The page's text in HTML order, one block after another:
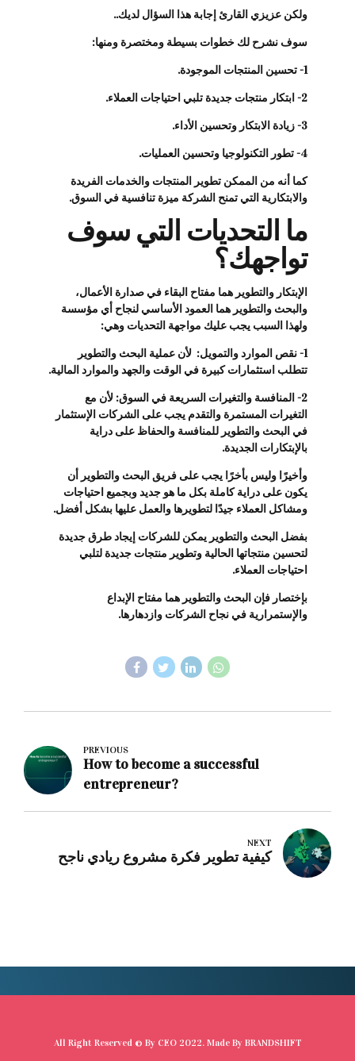
ولكن عزيزي القارئ إجابة هذا السؤال لديك..
سوف نشرح لك خطوات بسيطة ومختصرة ومنها:
1- تحسين المنتجات الموجودة.
2- ابتكار منتجات جديدة تلبي احتياجات العملاء.
3- زيادة الابتكار وتحسين الأداء.
4- تطور التكنولوجيا وتحسين العمليات.
كما أنه من الممكن تطوير المنتجات والخدمات الفريدة
والابتكارية التي تمنح الشركة ميزة تنافسية في السوق.
ما التحديات التي سوف
تواجهك؟
الإبتكار والتطوير هما مفتاح البقاء في صدارة الأعمال،
والبحث والتطوير هما العمود الأساسي لنجاح أي مؤسسة
ولهذا السبب يجب عليك مواجهة التحديات وهي:
1- نقص الموارد والتمويل: لأن عملية البحث والتطوير
تتطلب استثمارات كبيرة في الوقت والجهد والموارد المالية.
2- المنافسة والتغيرات السريعة في السوق: لأن مع
التغيرات المستمرة والتقدم يجب على الشركات الإستثمار
في البحث والتطوير للمنافسة والحفاظ على دراية
بالإبتكارات الجديدة.
وأخيرًا وليس بأخرًا يجب على فريق البحث والتطوير أن
يكون على دراية كاملة بكل ما هو جديد وبجميع احتياجات
ومشاكل العملاء جيدًا لتطويرها والعمل عليها بشكل أفضل.
بفضل البحث والتطوير يمكن للشركات إيجاد طرق جديدة
لتحسين منتجاتها الحالية وتطوير منتجات جديدة لتلبي
احتياجات العملاء.
بإختصار فإن البحث والتطوير هما مفتاح الإبداع
والإستمرارية في نجاح الشركات وازدهارها.
PREVIOUS
How to become a successful
entrepreneur?
NEXT
كيفية تطوير فكرة مشروع ريادي ناجح
All Right Reserved © By CEO2022. Made By BRANDSHIFT